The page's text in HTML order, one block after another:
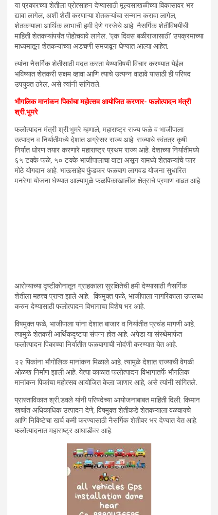
या प्रकारच्या शेतीला प्रोत्साहन देण्यासाठी मूल्यसाखळीच्या विकासावर भर
द्यावा लागेल, अशी शेती करणाऱ्या शेतकऱ्यांचा सन्मान करावा लागेल,
शेतकऱ्याला आर्थिक लाभाची हमी देणे गरजेचे आहे. नैसर्गिक शेतीविषयीची
माहिती शेतकऱ्यांपर्यंत पोहोचवावे लागेल. ‘एक दिवस बळीराजासाठी’ उपक्रमाच्या
माध्यमातून शेतकऱ्यांच्या अडचणी समजवून घेण्यात आल्या आहेत.
त्यांना नैसर्गिक शेतीसाठी मदत करता येण्याविषयी विचार करण्यात येईल.
भविष्यात शेतकरी सक्षम व्हावा आणि त्याचे उत्पन्न वाढावे यासाठी ही परिषद
उपयुक्त ठरेल, असे त्यांनी सांगितले.
भौगलिक मानांकन पिकांचा महोत्सव आयोजित करणार- फलोत्पादन मंत्री
श्री.भुमरे
फलोत्पादन मंत्री श्री.भुमरे म्हणाले, महाराष्ट्र राज्य फळे व भाजीपाला
उत्पादन व निर्यातीमध्ये देशात अग्रेसर राज्य आहे. राज्याचे स्वंतत्र कृषी
निर्यात धोरण तयार करणारे महाराष्ट्र प्रथम राज्य आहे. देशाच्या निर्यातीमध्ये
६५ टक्के फळे, ५० टक्के भाजीपालाचा वाटा असून यामध्ये शेतकऱ्यांचे फार
मोठे योगदान आहे. भाऊसाहेब फुंडकर फळबाग लागवड योजना सुधारित
मनरेगा योजना घेण्यात आल्यामुळे फळपिकाखालील क्षेत्राचे प्रमाण वाढत आहे.
आरोग्याच्या दृष्टीकोनातून ग्राहकाला सुरक्षितेची हमी देण्यासाठी नैसर्गिक
शेतीला महत्त्व प्राप्त झाले आहे. विषमुक्त फळे, भाजीपाला नागरिकाला उपलब्ध
करुन देण्यासाठी फलोत्पादन विभागाचा विशेष भर आहे.
विषमुक्त फळे, भाजीपाला यांना देशात बाजार व निर्यातीत प्रचंड मागणी आहे.
त्यामुळे शेतकरी आर्थिकदृष्टया संपन्न होत आहे. अपेडा या संस्थेमार्फत
फलोत्पादन पिकाच्या निर्यातीत फळबागाची नोदंणी करण्यात येत आहे.
२२ पिकांना भौगोलिक मानांकन मिळाले आहे. त्यामुळे देशात राज्याची वेगळी
ओळख निर्माण झाली आहे. येत्या काळात फलोत्पादन विभागातर्फे भौगलिक
मानांकन पिकांचा महोत्सव आयोजित केला जाणार आहे, असे त्यांनी सांगितले.
प्रास्ताविकात श्री.डवले यांनी परिषदेच्या आयोजनाबाबत माहिती दिली. किमान
खर्चात अधिकाधिक उत्पादन देणे, विषमुक्त शेतीकडे शेतकऱ्याला वळवायचे
आणि निविष्टेचा खर्च कमी करण्यासाठी नैसर्गिक शेतीवर भर देण्यात येत आहे.
फलोत्पादनात महाराष्ट्र आघाडीवर आहे.